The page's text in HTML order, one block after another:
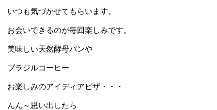
いつも気づかせてもらいます。
お会いできるのが毎回楽しみです。
美味しい天然酵母パンや
ブラジルコーヒー
お楽しみのアイディアピザ・・・
んん～思い出したら